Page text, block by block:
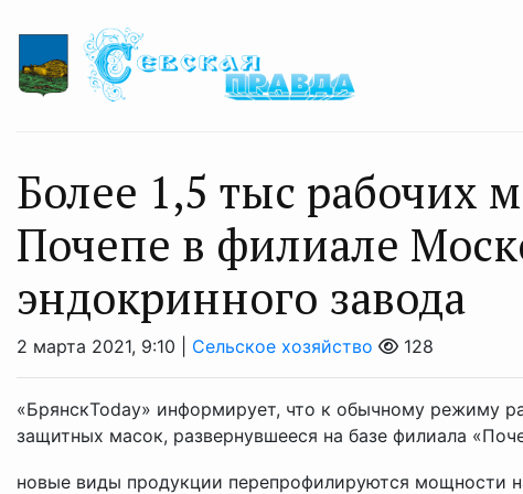
Более 1,5 тыс рабочих
Почепе в филиале
эндокринного завода
2 марта 2021, 9:10 | Сельское хозяйство 128
«БрянскToday» информирует, что к обычному режиму
защитных масок, развернувшееся на базе филиала
новые виды продукции перепрофилируются мощности